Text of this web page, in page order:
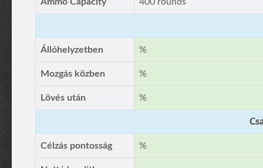
Állóhelyzetben %
Mozgás közben %
Lövés után %
Célzás pontosság %